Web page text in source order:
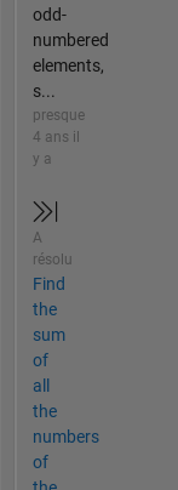
odd-
numbered
elements,
s...
presque
4 ans il
y a
A
résolu
Find
the
sum
of
all
the
numbers
of